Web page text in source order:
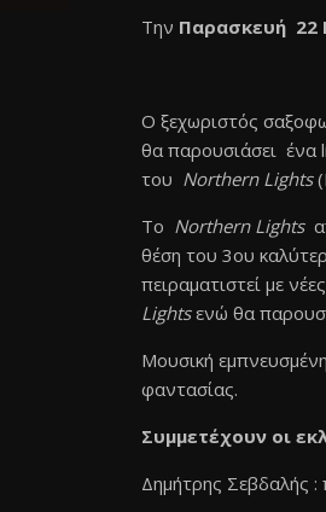
Την Παρασκευή 22
Ο ξεχωριστός
θα παρουσιάσει ένα
του Νοrthern Lights
Το Νοrthern Lights
θέση του 3ου
πειραματιστεί με
Lightsενώ θα
Μουσική
φαντασίας.
Συμμετέχουν οι
Δημήτρης Σεβδαλής :